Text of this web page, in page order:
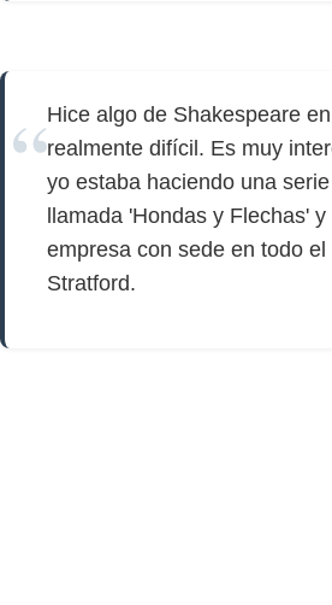
Hice algo de Shakespeare
realmente difícil. Es muy
yo estaba haciendo una
llamada 'Hondas y Flechas'
empresa con sede en todo el
Stratford.